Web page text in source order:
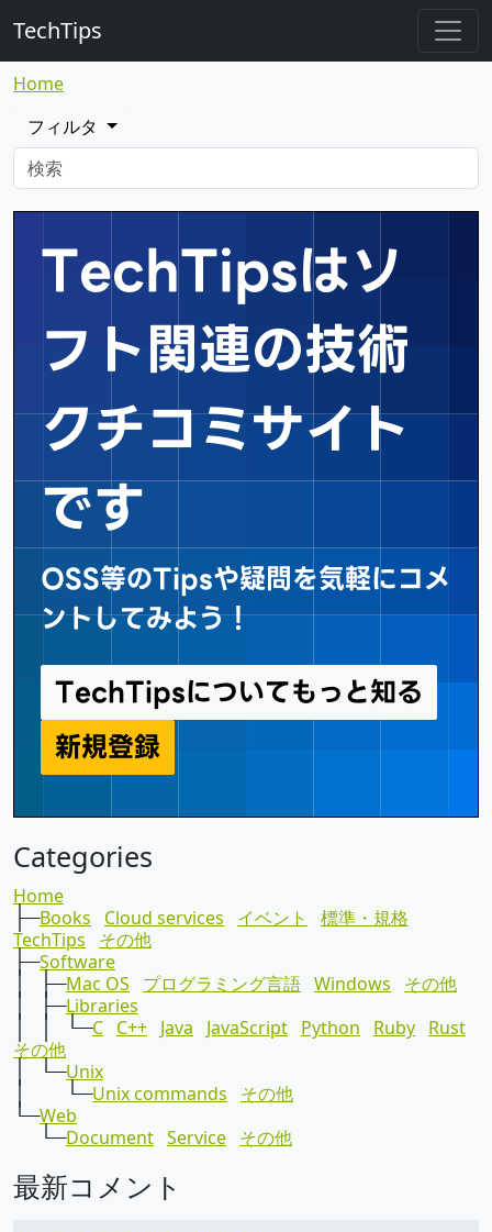
TechTips
Home
フィルタ
TechTipsはソ
フト関連の技術
クチコミサイト
です
OSS等のTipsや疑問を気軽にコメ
ントしてみよう！
TechTipsについてもっと知る
新規登録
TechTips
Categories
Home
├─Books Cloud services イベント
標準・規格
TechTips
その他
├─Software
│ ├─Mac OS プログラミング言語 Windows その他
│ ├─Libraries
│ │ └─C C++ Java JavaScript Python Ruby Rust
その他
│ └─Unix
│ └─Unix commands その他
└─Web
└─Document Service その他
最新コメント